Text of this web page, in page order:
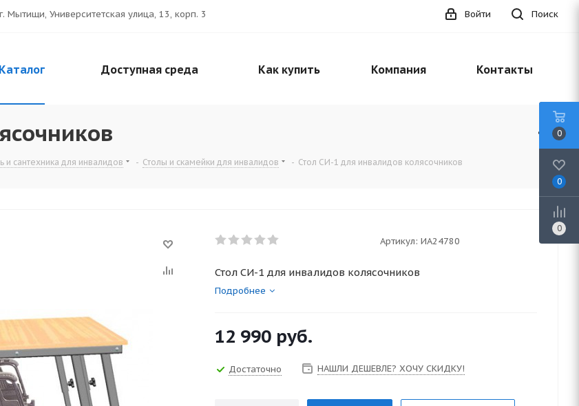
г. Мытищи, Университетская улица, 13, корп. 3 Поиск
Войти
Каталог Доступная среда Как купить Компания Контакты
и сантехника для инвалидов - Столы и скамейки для инвалидов - Стол СИ-1 для инвалидов колясочников
Артикул: ИА24780
Стол СИ-1 для инвалидов колясочников
Подробнее
12 990 руб.
Достаточно НАШЛИ ДЕШЕВЛЕ? ХОЧУ СКИДКУ!
0
0
0